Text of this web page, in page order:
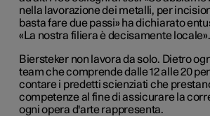
nella lavorazione dei metalli, per
basta fare due passi» ha dichiarato
«La nostra filiera è decisamente locale».
Biersteker non lavora da solo. Dietro
team che comprende dalle 12 alle 20
contare i predetti scienziati che
competenze al fine di assicurare la
ogni opera d'arte rappresenta.